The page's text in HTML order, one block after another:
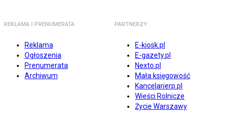
REKLAMA I PRENUMERATA
Reklama
Ogłoszenia
Prenumerata
Archiwum
PARTNERZY
E-kiosk.pl
E-gazety.pl
Nexto.pl
Mała księgowość
Kancelarierp.pl
Wieści Rolnicze
Życie Warszawy